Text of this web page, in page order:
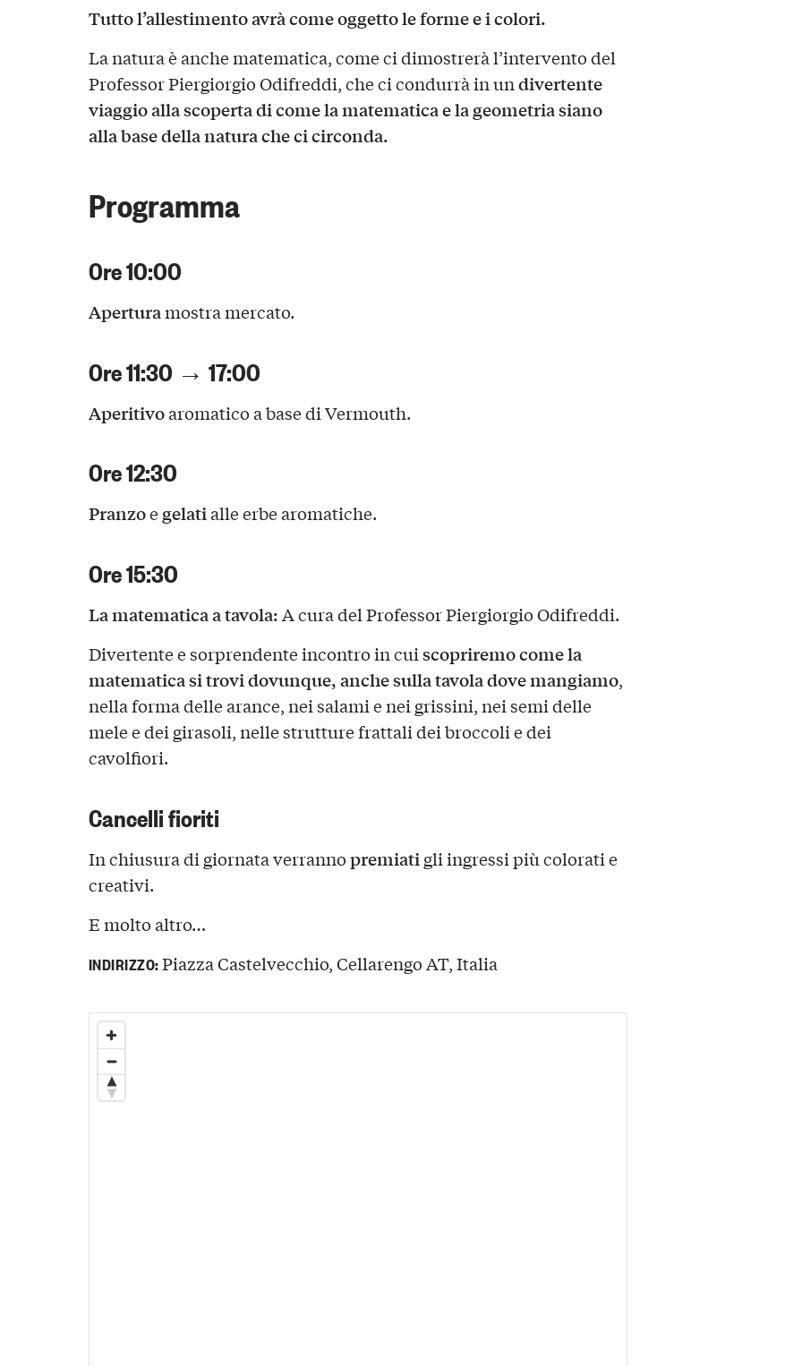
Tutto l’allestimento avrà come oggetto le forme e i colori.
La natura è anche matematica, come ci dimostrerà l’intervento del
Professor Piergiorgio Odifreddi, che ci condurrà in undivertente
viaggio alla scoperta di come la matematica e la geometria siano
alla basedella natura che ci circonda.
Programma
Ore 10:00
Aperturamostra mercato.
Ore 11:30 → 17:00
Aperitivoaromatico a base di Vermouth.
Ore 12:30
Pranzoegelatialle erbe aromatiche.
Ore 15:30
La matematica a tavola:A cura del Professor Piergiorgio Odifreddi.
Divertente e sorprendente incontro in cuiscopriremo come la
matematica si trovi dovunque, anche sulla tavola dove mangiamo,
nella forma delle arance, nei salami e nei grissini, nei semi delle
mele e dei girasoli, nelle strutture frattali dei broccoli e dei
cavolfiori.
Cancelli fioriti
In chiusura di giornata verrannopremiatigli ingressi più colorati e
creativi.
E molto altro…
INDIRIZZO:Piazza Castelvecchio, Cellarengo AT, Italia